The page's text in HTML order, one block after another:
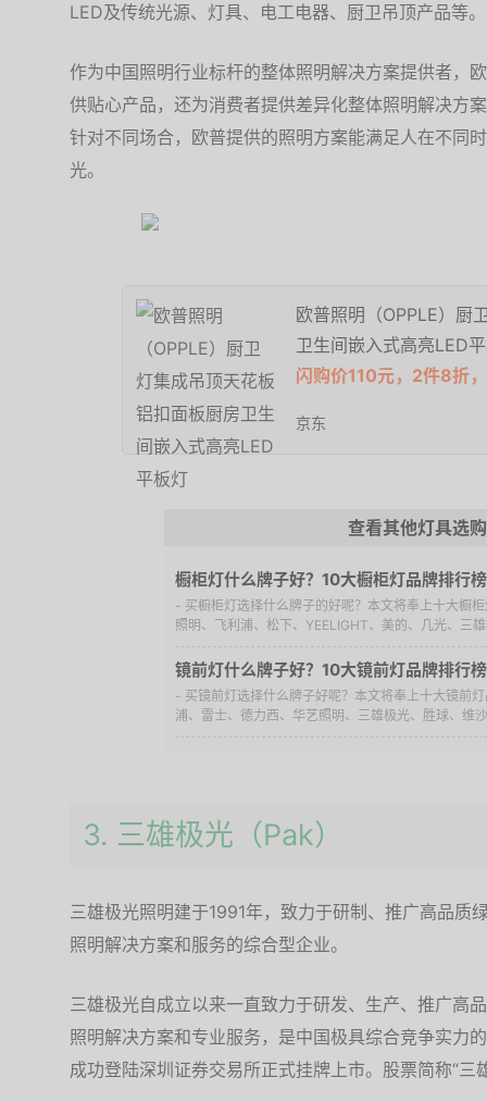
LED及传统光源、灯具、电工电器、厨卫吊顶产品等。
作为中国照明行业标杆的整体照明解决方案提供者，
供贴心产品，还为消费者提供差异化整体照明解决方
针对不同场合，欧普提供的照明方案能满足人在不同
光。
欧普照明（OPPLE）厨
卫生间嵌入式高亮LED
闪购价110元，2件8折
京东
查看其他灯具选
橱柜灯什么牌子好？10大橱柜灯品牌排行榜
- 买橱柜灯选择什么牌子的好呢？本文将奉上十大橱
照明、飞利浦、松下、YEELIGHT、美的、几光、三
镜前灯什么牌子好？10大镜前灯品牌排行榜
- 买镜前灯选择什么牌子好呢？本文将奉上十大镜前
浦、雷士、德力西、华艺照明、三雄极光、胜球、维
3. 三雄极光（Pak）
三雄极光照明建于1991年，致力于研制、推广高品质
照明解决方案和服务的综合型企业。
三雄极光自成立以来一直致力于研发、生产、推广高
照明解决方案和专业服务，是中国极具综合竞争实力
成功登陆深圳证券交易所正式挂牌上市。股票简称“